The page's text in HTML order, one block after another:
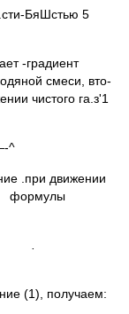
БяШстью 5
-градиент
смеси, вто­
чистого га.з'1
^
.при движении
формулы
). .
(1), полу­чаем: